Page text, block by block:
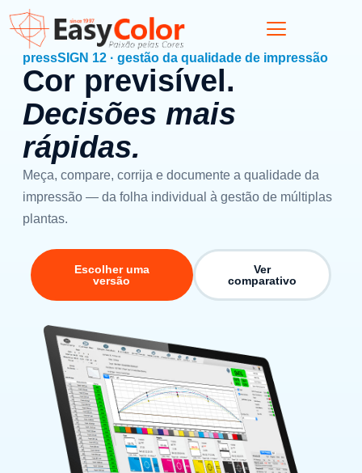
pressSIGN 12 · gestão da qualidade de impressão
Cor previsível.
Decisões mais
rápidas.
Meça, compare, corrija e documente a qualidade da
impressão — da folha individual à gestão de múltiplas
plantas.
Escolher uma
versão
Ver
comparativo